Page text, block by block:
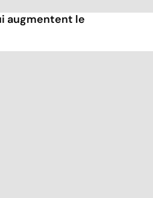
augmentent le